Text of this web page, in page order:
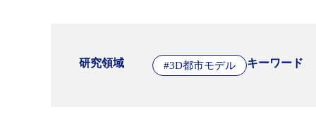
研究領域 #3D都市モデル キーワード